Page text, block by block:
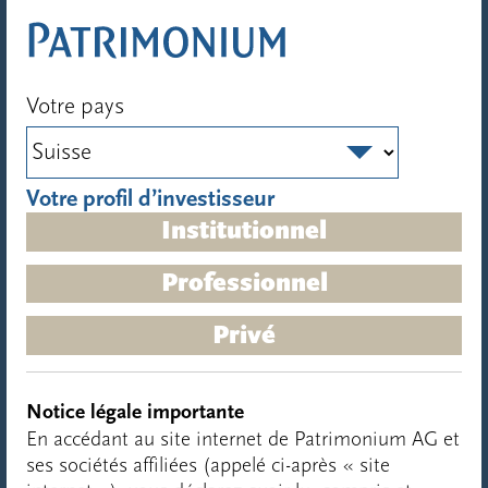
Votre pays
Votre profil d’investisseur
Institutionnel
Professionnel
Privé
Notice légale importante
En accédant au site internet de Patrimonium AG et
ses sociétés affiliées (appelé ci-après « site
TRAITEMENT DE SURFACE
TECLAC